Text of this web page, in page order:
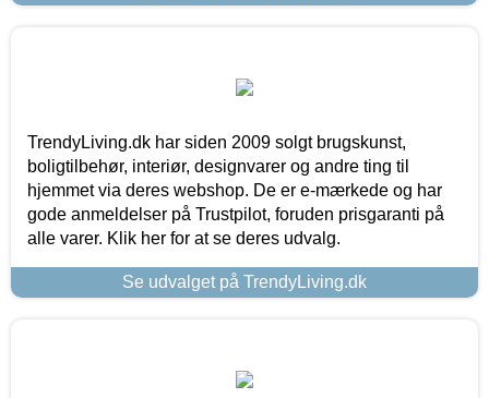
TrendyLiving.dk har siden 2009 solgt brugskunst,
boligtilbehør, interiør, designvarer og andre ting til
hjemmet via deres webshop. De er e-mærkede og har
gode anmeldelser på Trustpilot, foruden prisgaranti på
alle varer. Klik her for at se deres udvalg.
Se udvalget på TrendyLiving.dk